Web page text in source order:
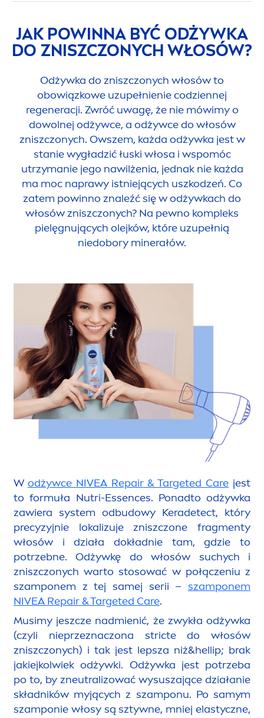
JAK POWINNA BYĆ ODŻYWKA
DO ZNISZCZONYCH WŁOSÓW?
Odżywka do zniszczonych włosów to
obowiązkowe uzupełnienie codziennej
regeneracji. Zwróć uwagę, że nie mówimy o
dowolnej odżywce, a odżywce do włosów
zniszczonych. Owszem, każda odżywka jest w
stanie wygładzić łuski włosa i wspomóc
utrzymanie jego nawilżenia, jednak nie każda
ma moc naprawy istniejących uszkodzeń. Co
zatem powinno znaleźć się w odżywkach do
włosów zniszczonych? Na pewno kompleks
pielęgnujących olejków, które uzupełnią
niedobory minerałów.
W odżywce NIVEA Repair& Targeted Care jest
to formuła Nutri-Essences. Ponadto odżywka
zawiera system odbudowy Keradetect, który
precyzyjnie lokalizuje zniszczone fragmenty
włosów i działa dokładnie tam, gdzie to
potrzebne. Odżywkę do włosów suchych i
zniszczonych warto stosować w połączeniu z
szamponem z tej samej serii – szamponem
NIVEA Repair& Targeted Care.
Musimy jeszcze nadmienić, że zwykła odżywka
(czyli nieprzeznaczona stricte do włosów
zniszczonych) i tak jest lepsza niż&hellip; brak
jakiejkolwiek odżywki. Odżywka jest potrzeba
po to, by zneutralizować wysuszające działanie
składników myjących z szamponu. Po samym
szamponie włosy są sztywne, mniej elastyczne,